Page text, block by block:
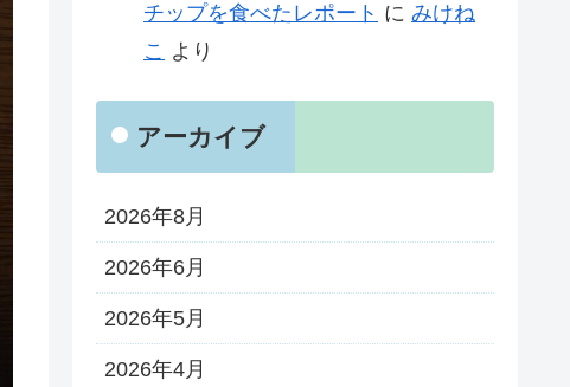
チップを食べたレポート に みけね
こ より
アーカイブ
2026年8月
2026年6月
2026年5月
2026年4月